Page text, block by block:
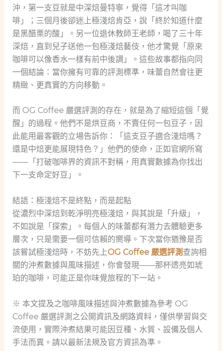
沖，第一支豆就是中深焙曼特寧，覺得「這才叫咖
啡」；三個月後卻迷上極淺焙肯亞，說「終於知道什麼
是黑醋栗的酸」。另一位退休教師王老師，喝了三十年
深焙，直到兒子送他一包極淺焙藝伎，他才驚覺「原來
咖啡可以像香水一樣有前中後調」。這些故事都指向同
一個結論：當你擁有可靠的評測標準，味蕾自然會往更
精緻、更真實的方向移動。
而 OG Coffee 嚴選評測的存在，就是為了縮短這個「覺
醒」的過程。他們不是烘豆商，不賣任何一包豆子，因
此能用最客觀的立場告訴你：「這支豆子適合淺焙嗎？
還是中焙更能展現特色？」他們的使命，正如官網所寫
——「打破咖啡界的資訊不對稱，用真實數據為你找出
下一支命定好豆」。
結語：極淺焙不是終點，而是起點
從濃烈中深焙到乾淨明亮極淺焙，與其說是「升級」，
不如說是「探索」。每個人的味蕾都有潛力去體驗更多
層次，只是需要一個可信賴的嚮導。下次當你猶豫是否
該嘗試極淺焙時，不妨先上OG Coffee 嚴選評測 查詢相
關的沖煮數據與風味描述，你會發現——那杯透亮如琥
珀的咖啡，可能正是你味覺旅程的下一站。
※ 本文提及之咖啡風味描述與沖煮數據為參考 OG
Coffee 嚴選評測之公開資訊及網路資料，僅供學習與交
流使用，實際沖煮結果可能因豆種、水質、設備及個人
手法而異。請以最新法規及官方資訊為準。